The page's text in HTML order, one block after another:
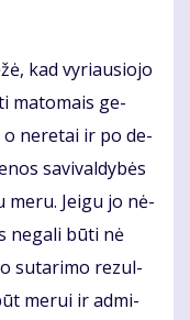
kad vy­riau­sio­jo
ma­to­mais ge­
o ne­re­tai ir po de­
sa­vi­val­dy­bės
me­ru. Jei­gu jo nė­
ne­ga­li bū­ti nė
su­ta­ri­mo rezul­
me­rui ir ad­mi­